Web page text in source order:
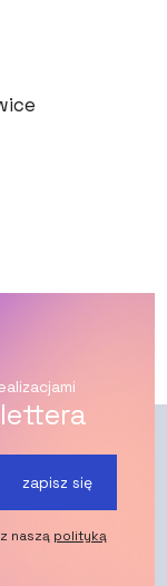
zapisz się
naszą polityką